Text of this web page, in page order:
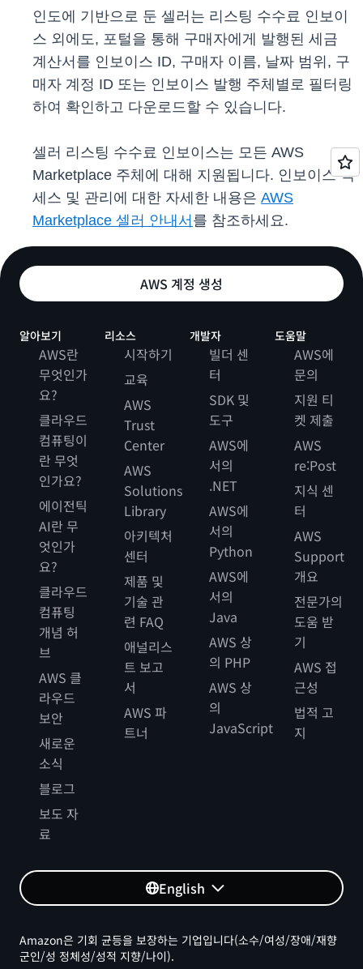
인도에 기반으로 둔 셀러는 리스팅 수수료 인보이
스 외에도, 포털을 통해 구매자에게 발행된 세금
계산서를 인보이스 ID, 구매자 이름, 날짜 범위, 구
매자 계정 ID 또는 인보이스 발행 주체별로 필터링
하여 확인하고 다운로드할 수 있습니다.
셀러 리스팅 수수료 인보이스는 모든 AWS
Marketplace 주체에 대해 지원됩니다. 인보이스 액
세스 및 관리에 대한 자세한 내용은 AWS
Marketplace 셀러 안내서 를 참조하세요.
AWS 계정 생성
알아보기
AWS란
무엇인가
요?
클라우드
컴퓨팅이
란 무엇
인가요?
에이전틱
AI란 무
엇인가
요?
클라우드
컴퓨팅
개념 허
브
AWS 클
라우드
보안
새로운
소식
블로그
보도 자
료
리소스
시작하기
교육
AWS
Trust
Center
AWS
Solutions
Library
아키텍처
센터
제품 및
기술 관
련 FAQ
애널리스
트 보고
서
AWS 파
트너
개발자
빌더 센
터
SDK 및
도구
AWS에
서의
.NET
AWS에
서의
Python
AWS에
서의
Java
AWS 상
의 PHP
AWS 상
의
JavaScript
도움말
AWS에
문의
지원 티
켓 제출
AWS
re:Post
지식 센
터
AWS
Support
개요
전문가의
도움 받
기
AWS 접
근성
법적 고
지
English
Amazon은 기회 균등을 보장하는 기업입니다(소수/여성/장애/재향
군인/성 정체성/성적 지향/나이).